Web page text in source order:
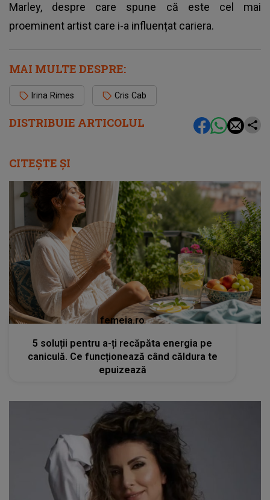
DISTRIBUIE ARTICOLUL
Marley, despre care spune că este cel mai
proeminent artist care i-a influențat cariera.
MAI MULTE DESPRE:
Irina Rimes Cris Cab
CITEȘTE ȘI
femeia.ro
5 soluții pentru a-ți recăpăta energia pe
caniculă. Ce funcționează când căldura te
epuizează